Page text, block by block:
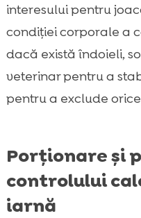
interesului pentru
condiției corporale a
dacă există îndoieli,
veterinar pentru a
pentru a exclude
Porționare și
controlului
iarnă